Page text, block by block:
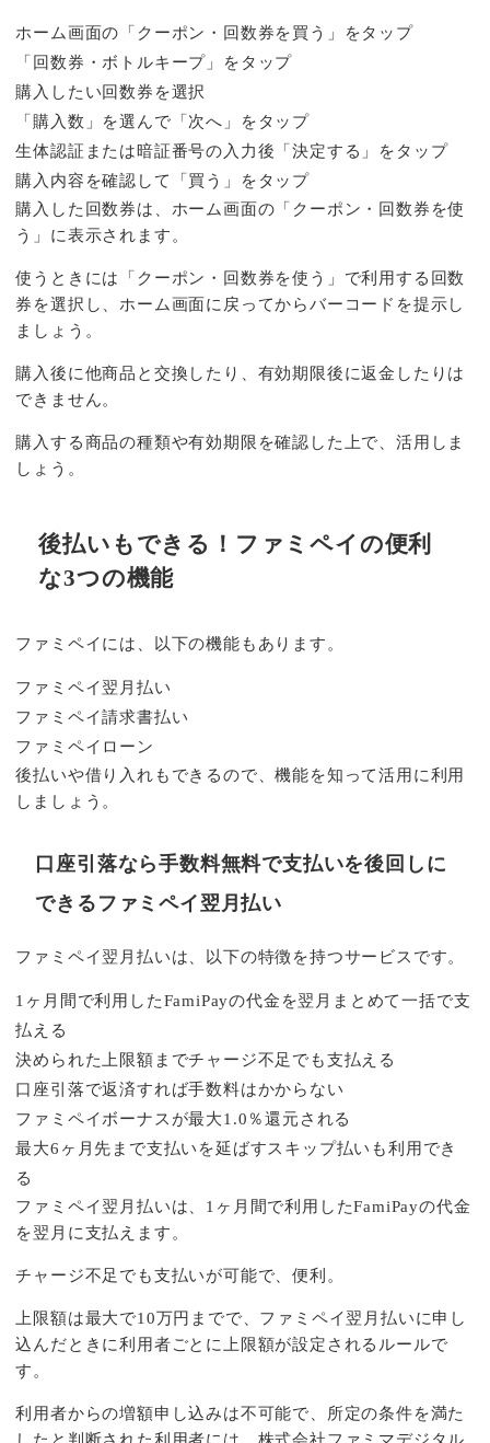
ホーム画面の「クーポン・回数券を買う」をタップ
「回数券・ボトルキープ」をタップ
購入したい回数券を選択
「購入数」を選んで「次へ」をタップ
生体認証または暗証番号の入力後「決定する」をタップ
購入内容を確認して「買う」をタップ
購入した回数券は、ホーム画面の「クーポン・回数券を使
う」に表示されます。
使うときには「クーポン・回数券を使う」で利用する回数
券を選択し、ホーム画面に戻ってからバーコードを提示し
ましょう。
購入後に他商品と交換したり、有効期限後に返金したりは
できません。
購入する商品の種類や有効期限を確認した上で、活用しま
しょう。
後払いもできる！ファミペイの便利
な3つの機能
ファミペイには、以下の機能もあります。
ファミペイ翌月払い
ファミペイ請求書払い
ファミペイローン
後払いや借り入れもできるので、機能を知って活用に利用
しましょう。
口座引落なら手数料無料で支払いを後回しに
できるファミペイ翌月払い
ファミペイ翌月払いは、以下の特徴を持つサービスです。
1ヶ月間で利用したFamiPayの代金を翌月まとめて一括で支
払える
決められた上限額までチャージ不足でも支払える
口座引落で返済すれば手数料はかからない
ファミペイボーナスが最大1.0％還元される
最大6ヶ月先まで支払いを延ばすスキップ払いも利用でき
る
ファミペイ翌月払いは、1ヶ月間で利用したFamiPayの代金
を翌月に支払えます。
チャージ不足でも支払いが可能で、便利。
上限額は最大で10万円までで、ファミペイ翌月払いに申し
込んだときに利用者ごとに上限額が設定されるルールで
す。
利用者からの増額申し込みは不可能で、所定の条件を満た